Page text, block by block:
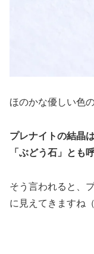
ほのかな優しい色
プレナイトの結晶
「ぶどう石」とも
そう言われると、
に見えてきますね（